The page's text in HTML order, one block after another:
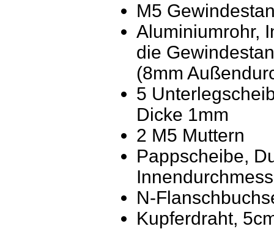
M5
Aluminiumrohr,
die
(8mm
5
Dicke 1mm
2 M5 Muttern
Pappscheibe,
N-
Kupferdraht,